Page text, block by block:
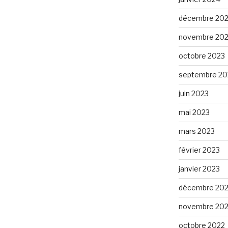
décembre
novembre
octobre 2023
septembre
juin 2023
mai 2023
mars 2023
février 2023
janvier 2023
décembre
novembre
octobre 2022